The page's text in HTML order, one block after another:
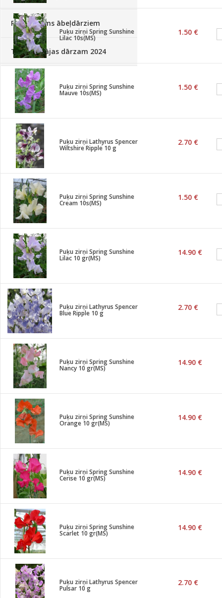
Piedāvājums ābeļdārziem
TOP piemājas dārzam 2024
Puķu zirņi Spring Sunshine
Lilac 10s(MS)
1.50 €
Puķu zirņi Spring Sunshine
Mauve 10s(MS)
1.50 €
Puķu zirņi Lathyrus Spencer
Wiltshire Ripple 10 g
2.70 €
Puķu zirņi Spring Sunshine
Cream 10s(MS)
1.50 €
Puķu zirņi Spring Sunshine
Lilac 10 gr(MS)
14.90 €
Puķu zirņi Lathyrus Spencer
Blue Ripple 10 g
2.70 €
Puķu zirņi Spring Sunshine
Nancy 10 gr(MS)
14.90 €
Puķu zirņi Spring Sunshine
Orange 10 gr(MS)
14.90 €
Puķu zirņi Spring Sunshine
Cerise 10 gr(MS)
14.90 €
Puķu zirņi Spring Sunshine
Scarlet 10 gr(MS)
14.90 €
Puķu zirņi Lathyrus Spencer
Pulsar 10 g
2.70 €